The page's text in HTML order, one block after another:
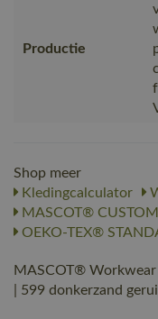
Productie
Shop meer
Kledingcalculator
MASCOT®
OEKO-TEX®
MASCOT® Workwear
| 599 donkerzand